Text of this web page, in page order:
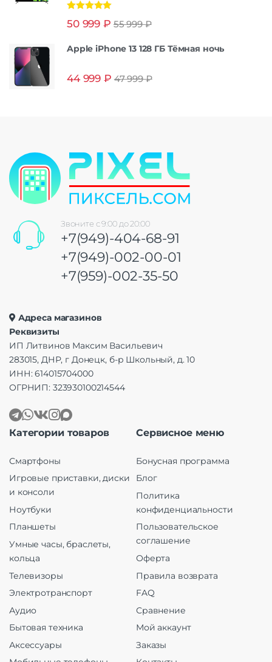
из 5
50 999 ₽ 55 999₽
Apple iPhone 13 128 ГБ Тёмная ночь
44 999 ₽ 47 999₽
Звоните с 9:00 до 20:00
+7(949)-404-68-91
+7(949)-002-00-01
+7(959)-002-35-50
Адреса магазинов
Реквизиты
ИП Литвинов Максим Васильевич
283015, ДНР, г Донецк, б-р Школьный, д. 10
ИНН: 614015704000
ОГРНИП: 323930100214544
Категории товаров
Смартфоны
Игровые приставки, диски
и консоли
Ноутбуки
Планшеты
Умные часы, браслеты,
кольца
Телевизоры
Электротранспорт
Аудио
Бытовая техника
Аксессуары
Сервисное меню
Бонусная программа
Блог
Политика
конфиденциальности
Пользовательское
соглашение
Оферта
Правила возврата
FAQ
Сравнение
Мой аккаунт
Заказы